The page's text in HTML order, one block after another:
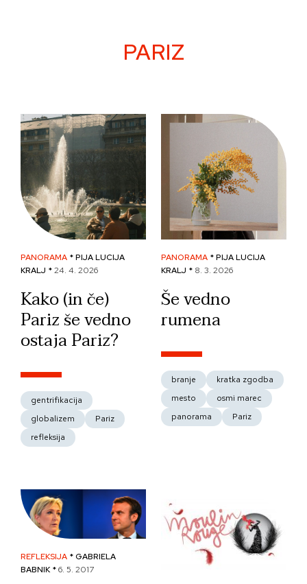
PARIZ
PANORAMA * PIJA LUCIJA
KRALJ *24. 4. 2026
Kako (in če)
Pariz še vedno
ostaja Pariz?
gentrifikacija
globalizem
Pariz
refleksija
PANORAMA * PIJA LUCIJA
KRALJ * 8. 3. 2026
Še vedno
rumena
branje
kratka zgodba
mesto
osmi marec
panorama
Pariz
REFLEKSIJA * GABRIELA
BABNIK *6. 5. 2017